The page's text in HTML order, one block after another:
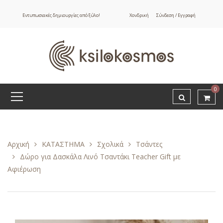
Εντυπωσιακές δημιουργίες από ξύλο! Χονδρική Σύνδεση / Εγγραφή
0
Αρχική ΚΑΤΑΣΤΗΜΑ Σχολικά
Τσάντες
Δώρο για Δασκάλα Λινό Τσαντάκι Teacher Gift με
Αφιέρωση